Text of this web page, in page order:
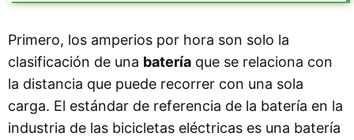
Primero, los amperios por hora son solo la
clasificación de una batería que se relaciona con
la distancia que puede recorrer con una sola
carga. El estándar de referencia de la batería en la
industria de las bicicletas eléctricas es una batería